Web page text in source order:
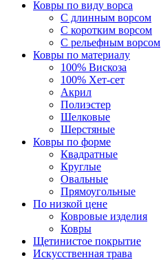
Ковры по виду ворса
С длинным ворсом
С коротким ворсом
С рельефным ворсом
Ковры по материалу
100% Вискоза
100% Хет-сет
Акрил
Полиэстер
Шелковые
Шерстяные
Ковры по форме
Квадратные
Круглые
Овальные
Прямоугольные
По низкой цене
Ковровые изделия
Ковры
Щетинистое покрытие
Искусственная трава